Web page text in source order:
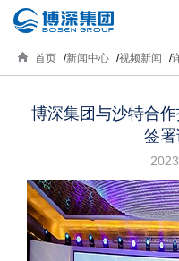
首页 新闻中心 视频新闻
博深集团与沙特合
签